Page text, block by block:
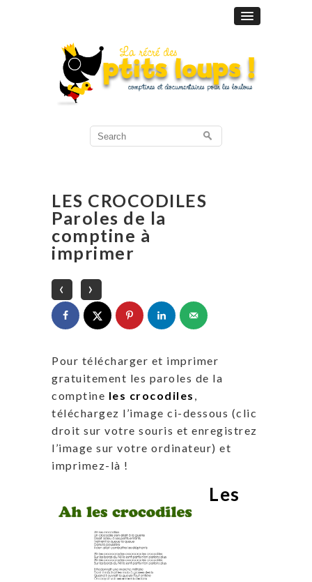
Search
for:
LES CROCODILES
Paroles de la
comptine à
imprimer
‹
›
Pour télécharger et imprimer
gratuitement les paroles de la
comptine les crocodiles
téléchargez l’image ci-dessous (clic
droit sur votre souris et enregistrez
l’image sur votre ordinateur) et
imprimez-là !
Les